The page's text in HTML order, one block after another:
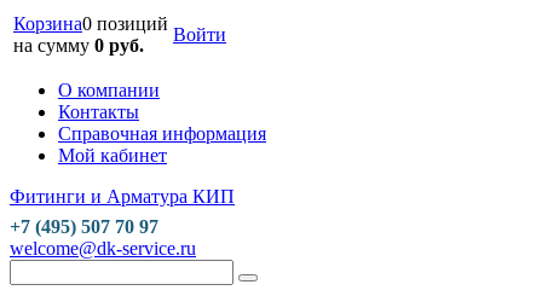
Корзина0 позиций
на сумму 0 руб.
Войти
О компании
Контакты
Справочная информация
Мой кабинет
Фитинги и Арматура КИП
+7 (495) 507 70 97
welcome@dk-service.ru